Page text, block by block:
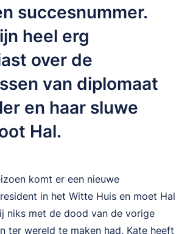
succesnummer.
heel erg
over de
van diplomaat
en haar sluwe
Hal.
komt er een nieuwe
in het Witte Huis en moet Hal
niks met de dood van de vorige
ter wereld te maken had. Kate heeft